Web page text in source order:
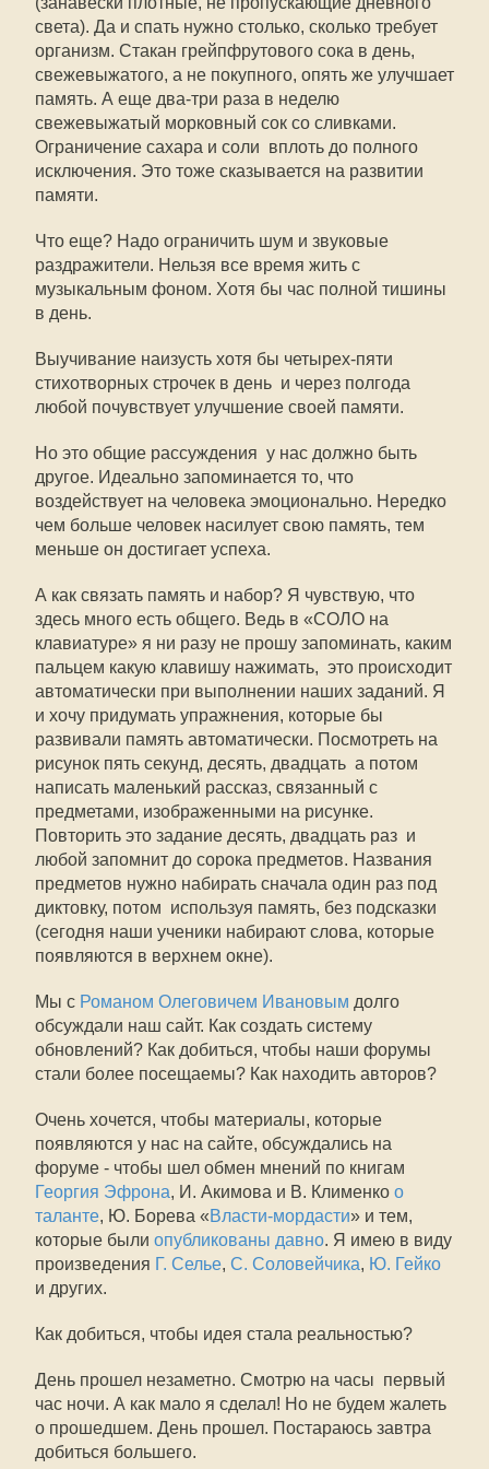
света). Да и спать нужно столько, сколько требует
организм. Стакан грейпфрутового сока в день,
свежевыжатого, а не покупного, опять же улучшает
память. А еще два-три раза в неделю 
свежевыжатый морковный сок со сливками.
Ограничение сахара и соли  вплоть до полного
исключения. Это тоже сказывается на развитии
памяти.
Что еще? Надо ограничить шум и звуковые
раздражители. Нельзя все время жить с
музыкальным фоном. Хотя бы час полной тишины
в день.
Выучивание наизусть хотя бы четырех-пяти
стихотворных строчек в день  и через полгода
любой почувствует улучшение своей памяти.
Но это общие рассуждения  у нас должно быть
другое. Идеально запоминается то, что
воздействует на человека эмоционально. Нередко
чем больше человек насилует свою память, тем
меньше он достигает успеха.
А как связать память и набор? Я чувствую, что
здесь много есть общего. Ведь в «СОЛО на
клавиатуре» я ни разу не прошу запоминать, каким
пальцем какую клавишу нажимать,  это происходит
автоматически при выполнении наших заданий. Я
и хочу придумать упражнения, которые бы
развивали память автоматически. Посмотреть на
рисунок пять секунд, десять, двадцать  а потом
написать маленький рассказ, связанный с
предметами, изображенными на рисунке.
Повторить это задание десять, двадцать раз  и
любой запомнит до сорока предметов. Названия
предметов нужно набирать сначала один раз под
диктовку, потом  используя память, без подсказки
(сегодня наши ученики набирают слова, которые
появляются в верхнем окне).
Мы с Романом Олеговичем Ивановым долго
обсуждали наш сайт. Как создать систему
обновлений? Как добиться, чтобы наши форумы
стали более посещаемы? Как находить авторов?
Очень хочется, чтобы материалы, которые
появляются у нас на сайте, обсуждались на
форуме - чтобы шел обмен мнений по книгам
Георгия Эфрона, И. Акимова и В. Клименко о
таланте, Ю. Борева «Власти-мордасти» и тем,
которые были опубликованы давно. Я имею в виду
произведения Г. Селье, С. Соловейчика, Ю. Гейко
и других.
Как добиться, чтобы идея стала реальностью?
День прошел незаметно. Смотрю на часы  первый
час ночи. А как мало я сделал! Но не будем жалеть
о прошедшем. День прошел. Постараюсь завтра
добиться большего.